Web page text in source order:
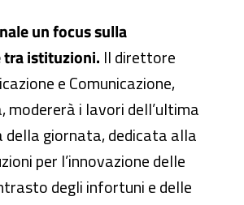
un focus sulla
istituzioni. Il direttore
e Comunicazione,
modererà i lavori dell’ultima
giornata, dedicata alla
per l’innovazione delle
degli infortuni e delle